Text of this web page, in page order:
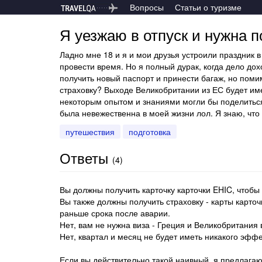
Вопросы Статьи о туризме
Я уезжаю в отпуск и нужна
Ладно мне 18 и я и мои друзья устроили праздник
провести время. Но я полный дурак, когда дело
получить новый паспорт и принести багаж, но
страховку? Выходе Великобритании из ЕС будет
некоторым опытом и знаниями могли бы
была невежественна в моей жизни лол. Я знаю,
путешествия
подготовка
Ответы (4)
Вы должны получить карточку карточки EHIC,
Вы также должны получить страховку - карты
раньше срока после аварии.
Нет, вам не нужна виза - Греция и Великобритания
Нет, квартал и месяц не будет иметь никакого
Если вы действительно такой наивный, я